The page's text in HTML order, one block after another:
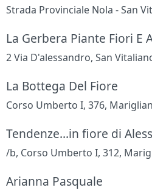
Strada Provinciale Nola - San
La Gerbera Piante Fiori E
2 Via D'alessandro, San
La Bottega Del Fiore
Corso Umberto I, 376,
Tendenze...in fiore di
/b, Corso Umberto I, 312,
Arianna Pasquale